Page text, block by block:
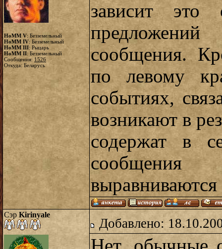
HoMM V: Безземельный
HoMM IV: Безземельный
HoMM III: Рыцарь
HoMM II: Безземельный
Сообщения: 1526
Откуда: Беларусь
зависит это
сообщения.
по левому
событиях,
возникают в
содержат в
выравниваются
Сэр Kirinyale
Добавлено: